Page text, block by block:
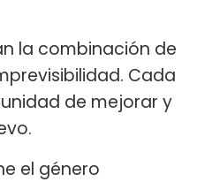
la combinación de
Cada
de mejorar y
el género